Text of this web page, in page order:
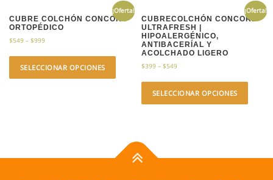
¡Oferta!
CUBRE COLCHÓN CONCORD
ORTOPÉDICO
$549 – $999
SELECCIONAR OPCIONES
¡Oferta!
CUBRECOLCHÓN CONCORD
ULTRAFRESH |
HIPOALERGÉNICO,
ANTIBACERÍAL Y
ACOLCHADO LIGERO
$399 –$549
SELECCIONAR OPCIONES